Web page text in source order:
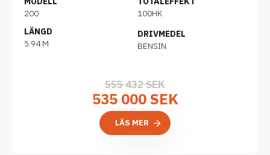
200
LÄNGD
5.94 M
100HK
DRIVMEDEL
BENSIN
555 432 SEK
535 000 SEK
LÄS MER